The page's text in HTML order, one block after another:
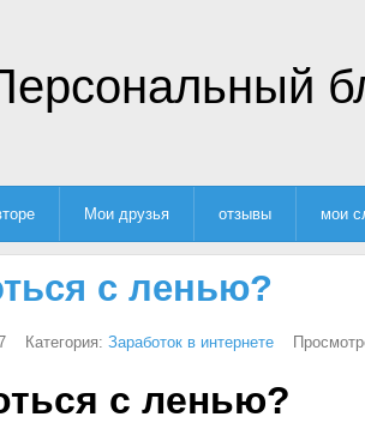
Мои друзья отзывы мои
с ленью?
Категория: Заработок в интернете
с ленью?